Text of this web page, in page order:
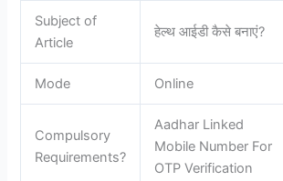
Subject of
Article
हेल्थ आईडी कैसे बनाएं?
Mode Online
Compulsory
Requirements?
Aadhar Linked
Mobile Number For
OTP Verification